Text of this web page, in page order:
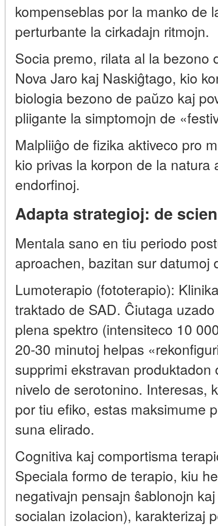
kompenseblas por la manko de
perturbante la cirkadajn ritmojn.
Socia premo, rilata al la bezono
Nova Jaro kaj Naskiĝtago, kio
biologia bezono de paŭzo kaj
pliigante la simptomojn de
Malpliiĝo de fizika aktiveco pro
kio privas la korpon de la
endorfinoj.
Adapta strategioj: de
Mentala sano en tiu periodo
aproachen, bazitan sur datumoj
Lumoterapio (fototerapio):
traktado de SAD. Ĉiutaga
plena spektro (intensiteco 10
20-30 minutoj helpas
supprimi ekstravan
nivelo de serotonino. Interesas,
por tiu efiko, estas maksimume
suna elirado.
Cognitiva kaj comportisma
Speciala formo de terapio, kiu
negativajn pensajn ŝablonojn
socialan izolacion), karakterizaj